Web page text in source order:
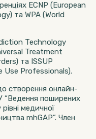
ECNP (European
та WPA (World
Technology
Treatment
та ISSUP
Professionals).
створення онлайн-
“Ведення поширених
медичної
mhGAP”. Член